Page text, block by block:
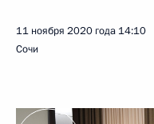
11 ноября 2020 года 14:10
Сочи